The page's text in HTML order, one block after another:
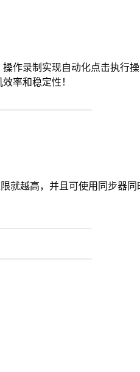
作录制实现自动化点击执行操
率和稳定性！
就越高，并且可使用同步器同